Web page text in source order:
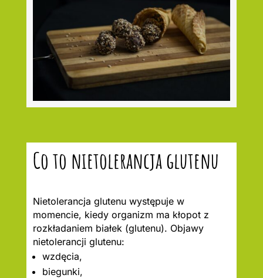
Co to nietolerancja glutenu
Nietolerancja glutenu występuje w
momencie, kiedy organizm ma kłopot z
rozkładaniem białek (glutenu). Objawy
nietolerancji glutenu:
wzdęcia,
biegunki,